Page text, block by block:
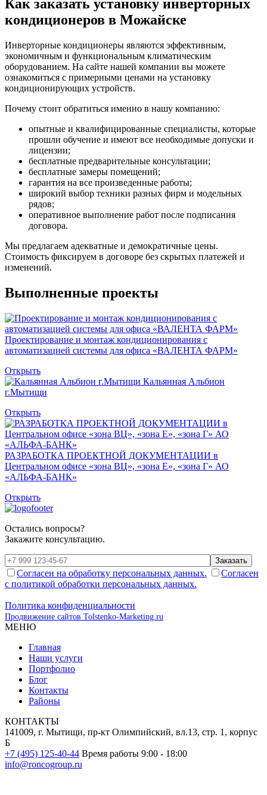
Как заказать установку инверторных
кондиционеров в Можайске
Инверторные кондиционеры являются эффективным,
экономичным и функциональным климатическим
оборудованием. На сайте нашей компании вы можете
ознакомиться с примерными ценами на установку
кондиционирующих устройств.
Почему стоит обратиться именно в нашу компанию:
опытные и квалифицированные специалисты, которые
прошли обучение и имеют все необходимые допуски и
лицензии;
бесплатные предварительные консультации;
бесплатные замеры помещений;
гарантия на все произведенные работы;
широкий выбор техники разных фирм и модельных
рядов;
оперативное выполнение работ после подписания
договора.
Мы предлагаем адекватные и демократичные цены.
Стоимость фиксируем в договоре без скрытых платежей и
изменений.
Выполненные проекты
Проектирование и монтаж кондиционирования с
автоматизацией системы для офиса «ВАЛЕНТА ФАРМ»
Открыть
Кальянная Альбион
г.Мытищи
Открыть
РАЗРАБОТКА ПРОЕКТНОЙ ДОКУМЕНТАЦИИ в
Центральном офисе «зона ВЦ», «зона Е», «зона Г» АО
«АЛЬФА-БАНК»
Открыть
Остались вопросы?
Закажите консультацию.
Заказать
Согласен на обработку персональных данных.
Согласен
с политикой обработки персональных данных.
Политика конфиденциальности
Продвижение сайтов Tolstenko-Marketing.ru
МЕНЮ
Главная
Наши услуги
Портфолио
Блог
Контакты
Районы
КОНТАКТЫ
141009, г. Мытищи, пр-кт Олимпийский, вл.13, стр. 1, корпус
Б
+7 (495) 125-40-44 Время работы 9:00 - 18:00
info@roncogroup.ru